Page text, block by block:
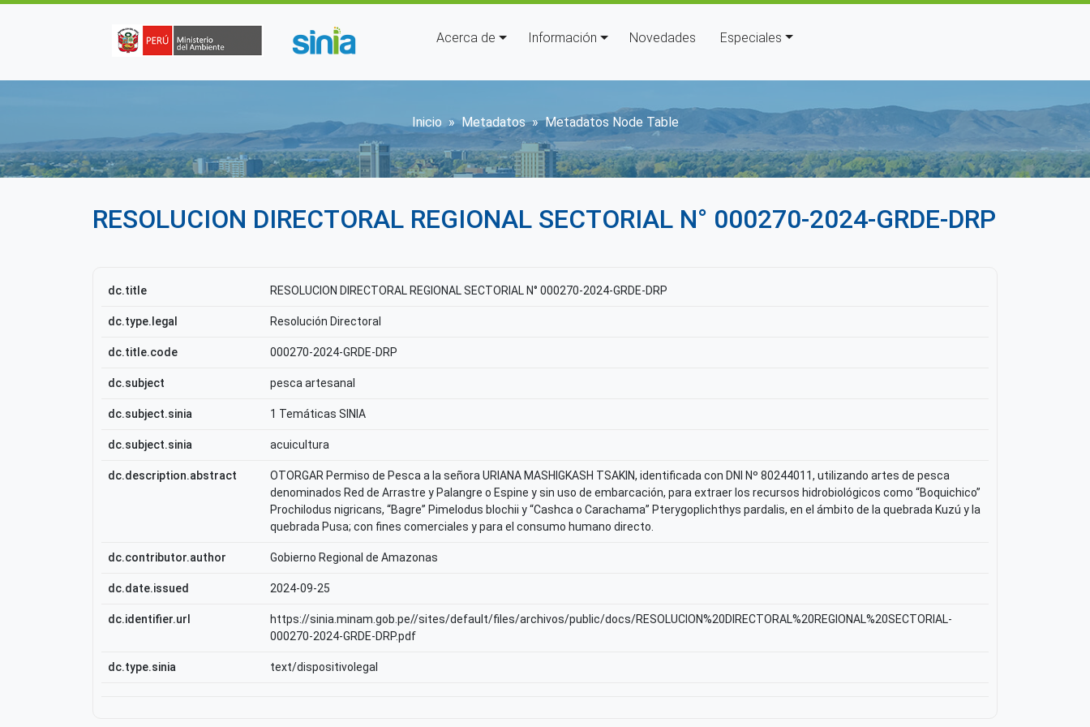
Navegación principal
Acerca de Información Novedades Especiales
Sobrescribir enlaces de ayuda a la navegación
Inicio Metadatos Metadatos Node Table
RESOLUCION DIRECTORAL REGIONAL SECTORIAL N° 000270-2024-GRDE-DRP
dc.title RESOLUCION DIRECTORAL REGIONAL SECTORIAL N° 000270-2024-GRDE-DRP
dc.type.legal Resolución Directoral
dc.title.code 000270-2024-GRDE-DRP
dc.subject pesca artesanal
dc.subject.sinia 1 Temáticas SINIA
dc.subject.sinia acuicultura
dc.description.abstract
OTORGAR Permiso de Pesca a la señora URIANA MASHIGKASH TSAKIN, identificada con DNI Nº 80244011, utilizando artes de pesca
denominados Red de Arrastre y Palangre o Espine y sin uso de embarcación, para extraer los recursos hidrobiológicos como “Boquichico”
Prochilodus nigricans, “Bagre” Pimelodus blochii y “Cashca o Carachama” Pterygoplichthys pardalis, en el ámbito de la quebrada Kuzú y la
quebrada Pusa; con fines comerciales y para el consumo humano directo.
dc.contributor.author Gobierno Regional de Amazonas
dc.date.issued 2024-09-25
dc.identifier.url
https://sinia.minam.gob.pe//sites/default/files/archivos/public/docs/RESOLUCION%20DIRECTORAL%20REGIONAL%20SECTORIAL-
000270-2024-GRDE-DRP.pdf
dc.type.sinia text/dispositivolegal